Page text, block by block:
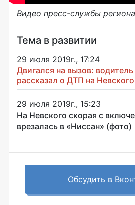
Видео пресс-службы
Тема в развитии
29 июля 2019г., 17:24
Двигался на вызов:
рассказал о ДТП на
29 июля 2019г., 15:23
На Невского скорая с
врезалась в «Ниссан» (фото)
Обсудить в